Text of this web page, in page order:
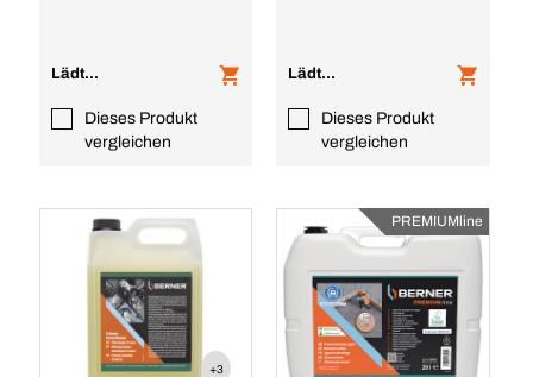
Lädt...
Dieses Produkt
vergleichen
Lädt...
Dieses Produkt
vergleichen
+3
PREMIUMline